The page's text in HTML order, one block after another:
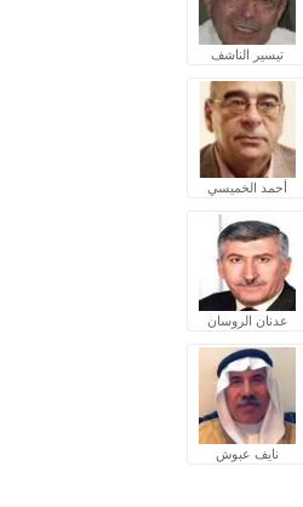
تيسير الناشف
أحمد الخميسي
عدنان الروسان
نايف عبوش